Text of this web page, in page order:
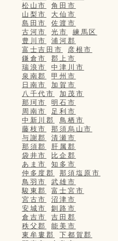
松山市
角田市
山梨市
大仙市
島田市
佐渡市
古河市
光市
練馬区
豊川市
浦河郡
富士吉田市
彦根市
鎌倉市
郡上市
瑞浪市
中津川市
泉南郡
甲州市
日南市
加賀市
八千代市
加茂市
那珂市
明石市
周南市
足利市
中新川郡
鳥栖市
藤枝市
那須烏山市
与謝郡
清瀬市
那須郡
肝属郡
袋井市
比企郡
あま市
知多市
仲多度郡
那須塩原市
鳥羽市
武雄市
駿東郡
富士宮市
宮古市
沼津市
安城市
釧路市
倉吉市
吉田郡
秩父郡
能美市
東牟婁郡
下都賀郡